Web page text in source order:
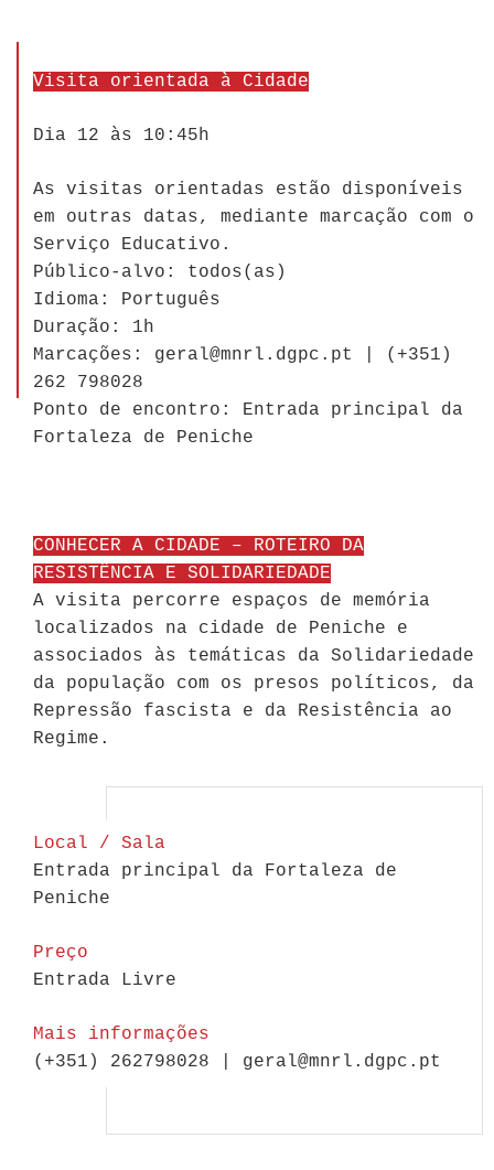
Visita orientada à Cidade
Dia 12 às 10:45h
As visitas orientadas estão disponíveis
em outras datas, mediante marcação com o
Serviço Educativo.
Público-alvo: todos(as)
Idioma: Português
Duração: 1h
Marcações: geral@mnrl.dgpc.pt | (+351)
262 798028
Ponto de encontro: Entrada principal da
Fortaleza de Peniche
CONHECER A CIDADE – ROTEIRO DA
RESISTÊNCIA E SOLIDARIEDADE
A visita percorre espaços de memória
localizados na cidade de Peniche e
associados às temáticas da Solidariedade
da população com os presos políticos, da
Repressão fascista e da Resistência ao
Regime.
Local / Sala
Entrada principal da Fortaleza de
Peniche
Preço
Entrada Livre
Mais informações
(+351) 262798028 | geral@mnrl.dgpc.pt